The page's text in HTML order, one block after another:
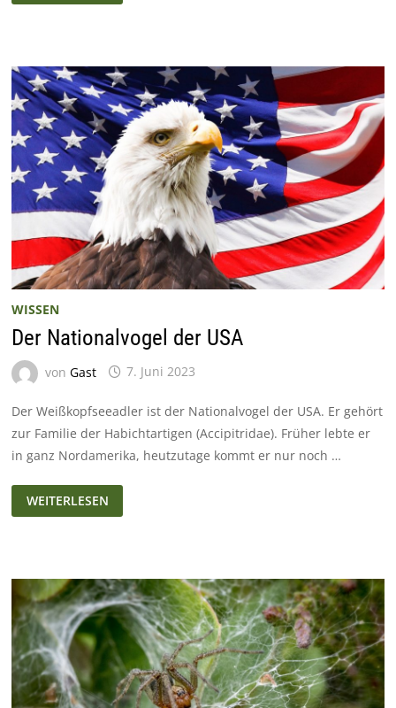
WISSEN
Der Nationalvogel der USA
von Gast 7. Juni 2023
Der Weißkopfseeadler ist der Nationalvogel der USA. Er gehört
zur Familie der Habichtartigen (Accipitridae). Früher lebte er
in ganz Nordamerika, heutzutage kommt er nur noch …
DER
NATIONALVOGEL
DER
WEITERLESEN